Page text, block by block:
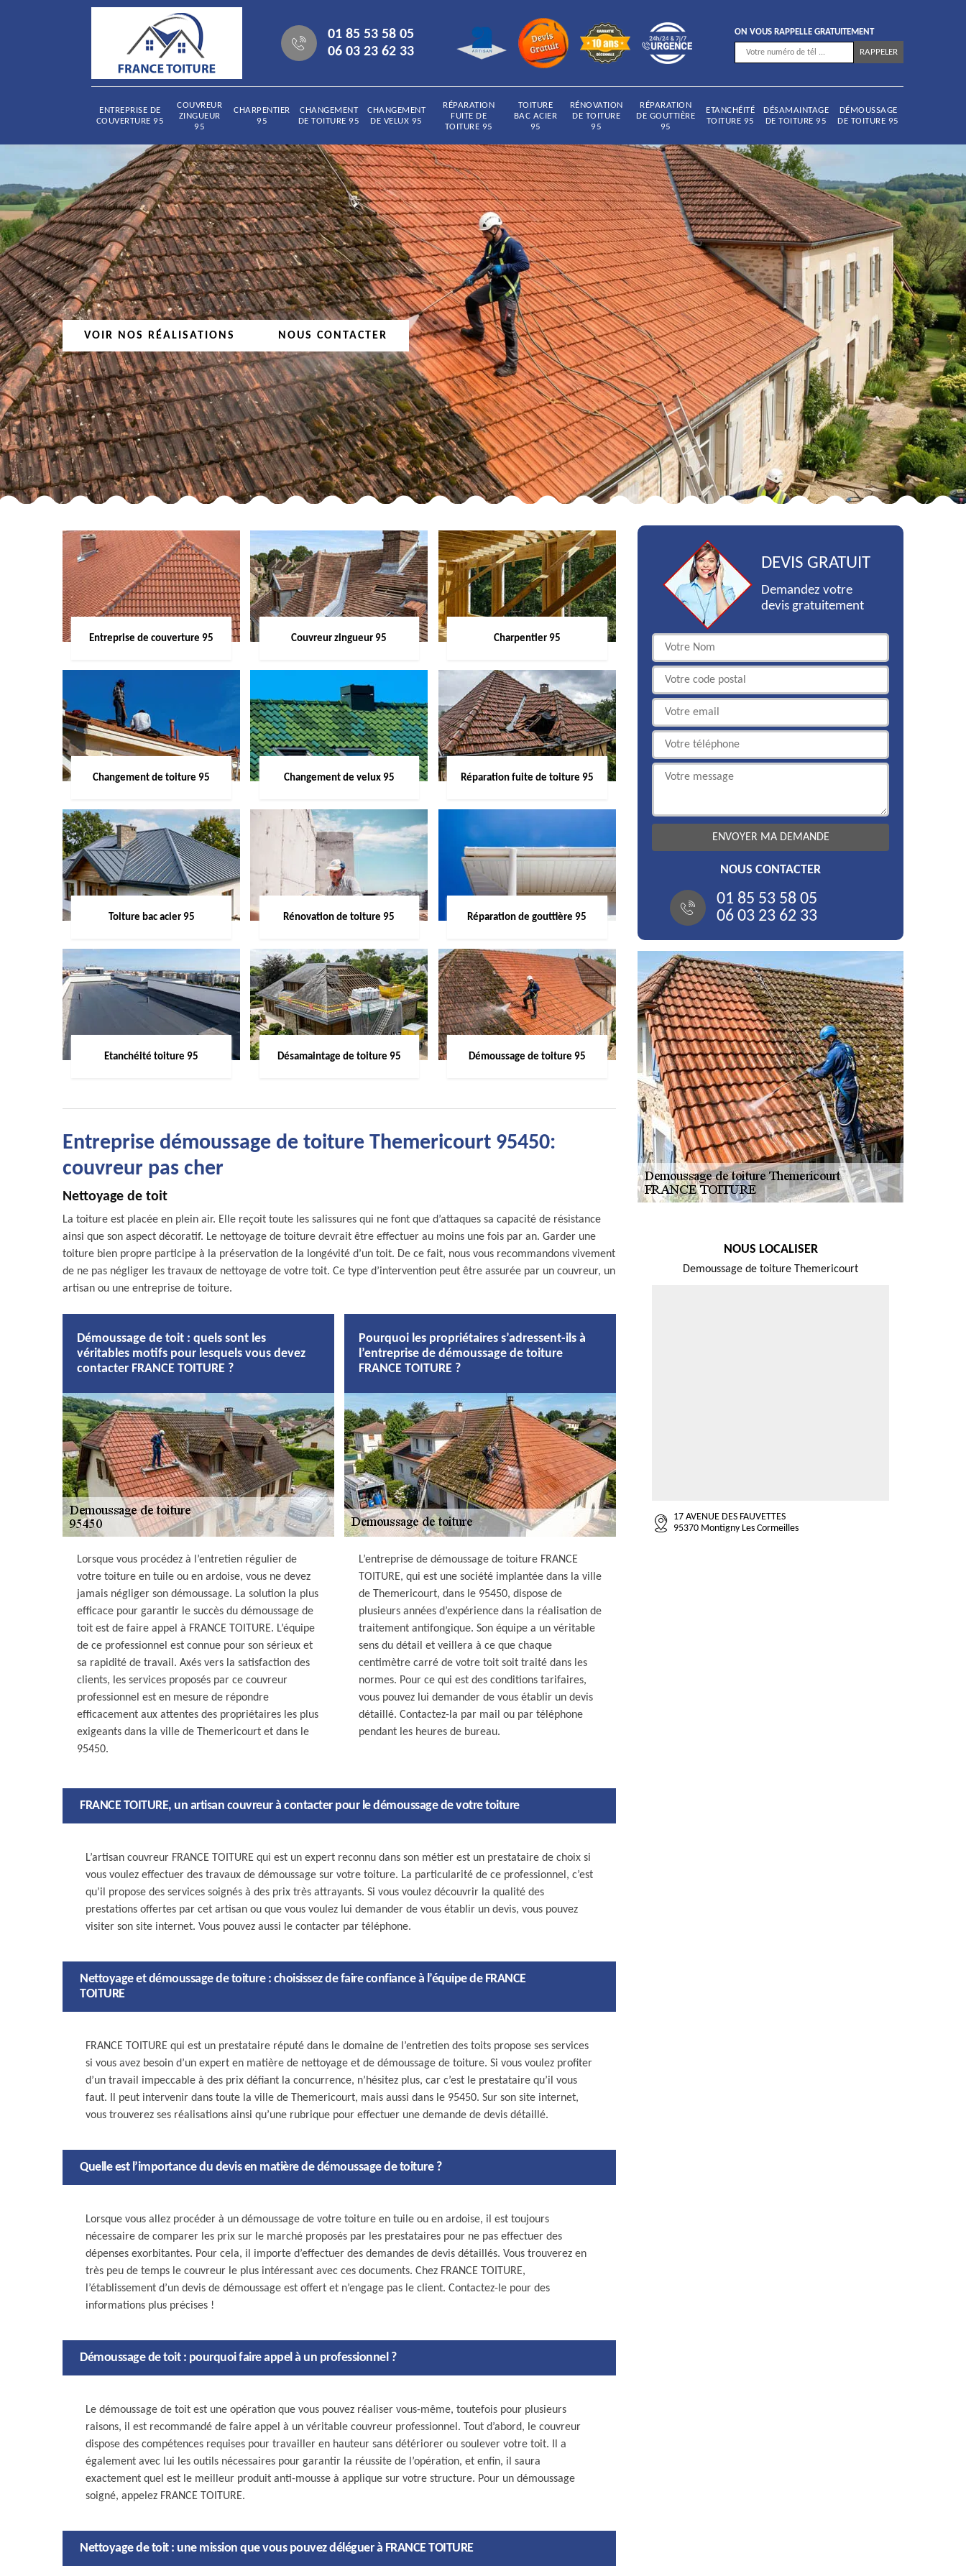
01 85 53 58 05
06 03 23 62 33
ON VOUS RAPPELLE GRATUITEMENT
ENTREPRISE DE
COUVERTURE 95
COUVREUR
ZINGUEUR
95
CHARPENTIER
95
CHANGEMENT
DE TOITURE 95
CHANGEMENT
DE VELUX 95
RÉPARATION
FUITE DE
TOITURE 95
TOITURE
BAC ACIER
95
RÉNOVATION
DE TOITURE
95
RÉPARATION
DE GOUTTIÈRE
95
ETANCHÉITÉ
TOITURE 95
DÉSAMAINTAGE
DE TOITURE 95
DÉMOUSSAGE
DE TOITURE 95
VOIR NOS RÉALISATIONS NOUS CONTACTER
Entreprise de couverture 95 Couvreur zingueur 95 Charpentier 95
Changement de toiture 95 Changement de velux 95 Réparation fuite de toiture 95
Toiture bac acier 95 Rénovation de toiture 95 Réparation de gouttière 95
Etanchéité toiture 95 Désamaintage de toiture 95 Démoussage de toiture 95
Entreprise démoussage de toiture Themericourt 95450:
couvreur pas cher
Nettoyage de toit
La toiture est placée en plein air. Elle reçoit toute les salissures qui ne font que d’attaques sa capacité de résistance
ainsi que son aspect décoratif. Le nettoyage de toiture devrait être effectuer au moins une fois par an. Garder une
toiture bien propre participe à la préservation de la longévité d’un toit. De ce fait, nous vous recommandons vivement
de ne pas négliger les travaux de nettoyage de votre toit. Ce type d’intervention peut être assurée par un couvreur, un
artisan ou une entreprise de toiture.
Démoussage de toit : quels sont les
véritables motifs pour lesquels vous devez
contacter FRANCE TOITURE ?
Lorsque vous procédez à l’entretien régulier de
votre toiture en tuile ou en ardoise, vous ne devez
jamais négliger son démoussage. La solution la plus
efficace pour garantir le succès du démoussage de
toit est de faire appel à FRANCE TOITURE. L’équipe
de ce professionnel est connue pour son sérieux et
sa rapidité de travail. Axés vers la satisfaction des
clients, les services proposés par ce couvreur
professionnel est en mesure de répondre
efficacement aux attentes des propriétaires les plus
exigeants dans la ville de Themericourt et dans le
95450.
Pourquoi les propriétaires s’adressent-ils à
l’entreprise de démoussage de toiture
FRANCE TOITURE ?
L’entreprise de démoussage de toiture FRANCE
TOITURE, qui est une société implantée dans la ville
de Themericourt, dans le 95450, dispose de
plusieurs années d’expérience dans la réalisation de
traitement antifongique. Son équipe a un véritable
sens du détail et veillera à ce que chaque
centimètre carré de votre toit soit traité dans les
normes. Pour ce qui est des conditions tarifaires,
vous pouvez lui demander de vous établir un devis
détaillé. Contactez-la par mail ou par téléphone
pendant les heures de bureau.
FRANCE TOITURE, un artisan couvreur à contacter pour le démoussage de votre toiture
L’artisan couvreur FRANCE TOITURE qui est un expert reconnu dans son métier est un prestataire de choix si
vous voulez effectuer des travaux de démoussage sur votre toiture. La particularité de ce professionnel, c’est
qu’il propose des services soignés à des prix très attrayants. Si vous voulez découvrir la qualité des
prestations offertes par cet artisan ou que vous voulez lui demander de vous établir un devis, vous pouvez
visiter son site internet. Vous pouvez aussi le contacter par téléphone.
Nettoyage et démoussage de toiture : choisissez de faire confiance à l’équipe de FRANCE
TOITURE
FRANCE TOITURE qui est un prestataire réputé dans le domaine de l’entretien des toits propose ses services
si vous avez besoin d’un expert en matière de nettoyage et de démoussage de toiture. Si vous voulez profiter
d’un travail impeccable à des prix défiant la concurrence, n’hésitez plus, car c’est le prestataire qu’il vous
faut. Il peut intervenir dans toute la ville de Themericourt, mais aussi dans le 95450. Sur son site internet,
vous trouverez ses réalisations ainsi qu’une rubrique pour effectuer une demande de devis détaillé.
Quelle est l’importance du devis en matière de démoussage de toiture ?
Lorsque vous allez procéder à un démoussage de votre toiture en tuile ou en ardoise, il est toujours
nécessaire de comparer les prix sur le marché proposés par les prestataires pour ne pas effectuer des
dépenses exorbitantes. Pour cela, il importe d’effectuer des demandes de devis détaillés. Vous trouverez en
très peu de temps le couvreur le plus intéressant avec ces documents. Chez FRANCE TOITURE,
l’établissement d’un devis de démoussage est offert et n’engage pas le client. Contactez-le pour des
informations plus précises !
Démoussage de toit : pourquoi faire appel à un professionnel ?
Le démoussage de toit est une opération que vous pouvez réaliser vous-même, toutefois pour plusieurs
raisons, il est recommandé de faire appel à un véritable couvreur professionnel. Tout d’abord, le couvreur
dispose des compétences requises pour travailler en hauteur sans détériorer ou soulever votre toit. Il a
également avec lui les outils nécessaires pour garantir la réussite de l’opération, et enfin, il saura
exactement quel est le meilleur produit anti-mousse à applique sur votre structure. Pour un démoussage
soigné, appelez FRANCE TOITURE.
Nettoyage de toit : une mission que vous pouvez déléguer à FRANCE TOITURE
DEVIS GRATUIT
Demandez votre
devis gratuitement
NOUS CONTACTER
01 85 53 58 05
06 03 23 62 33
NOUS LOCALISER
Demoussage de toiture Themericourt
17 AVENUE DES FAUVETTES
95370 Montigny Les Cormeilles